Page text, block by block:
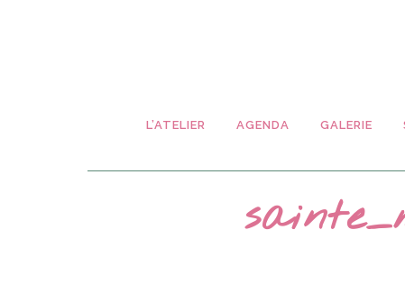
L’ATELIER AGENDA GALERIE